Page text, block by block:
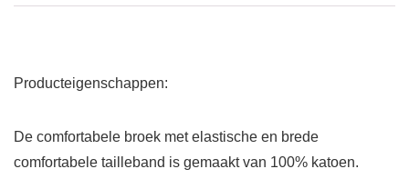
Producteigenschappen:
De comfortabele broek met elastische en brede
comfortabele tailleband is gemaakt van 100% katoen.